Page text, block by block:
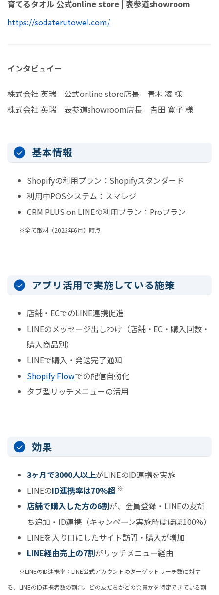
育てるタオル 公式online store | 表参道showroom
https://sodaterutowel.com/
インタビュイー
株式会社 英瑞 公式online store店長 青木 凌 様
株式会社 英瑞 表参道showroom店長 𠮷田 寛子 様
基本情報
Shopifyの利用プラン：Shopifyスタンダード
利用中POSシステム：スマレジ
CRM PLUS on LINEの利用プラン：Proプラン
※全て取材（2023年6月）時点
アプリ活用で実施している施策
店舗・ECでのLINE連携促進
LINEのメッセージ出しわけ（店舗・EC・購入回数・
購入商品別）
LINEで購入・発送完了通知
Shopify Flowでの配信自動化
タブ型リッチメニューの活用
効果
3ヶ月で3000人以上がLINEのID連携を実施
LINEのID連携率は70%超 ※
店舗で購入した方の6割が、会員登録・LINEの友だ
ち追加・ID連携（キャンペーン実施時はほぼ100%）
LINEを入り口にしたサイト訪問・購入が増加
LINE経由売上の7割がリッチメニュー経由
※LINEのID連携率：LINE公式アカウントのターゲットリーチ数に対す
る、LINEのID連携者数の割合。どの友だちがどの会員かを特定できている割